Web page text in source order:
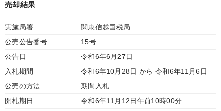
売却結果
実施局署
関東信越国税局
公売公告番号
15号
公告日
令和6年6月27日
入札期間
令和6年10月28日 から 令和6年11月6日
公売の方法
期間入札
開札期日
令和6年11月12日午前10時00分